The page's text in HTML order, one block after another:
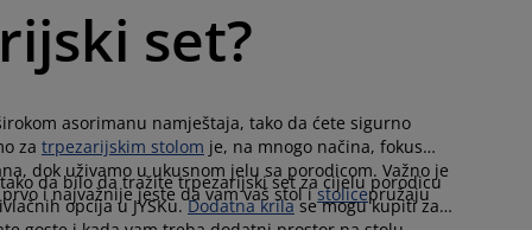
set?
asorimanu namještaja, tako da ćete sigurno
za trpezarijskim stolom je, na mnogo načina, fokus
dok uživamo u ukusnom jelu sa porodicom. Važno je
i najvažnije jeste da vam vaš stol istolicepružaju
da bilo da tražite trpezarijski set za cijelu porodicu
opcija u JYSKu.Dodatna krilase mogu kupiti za